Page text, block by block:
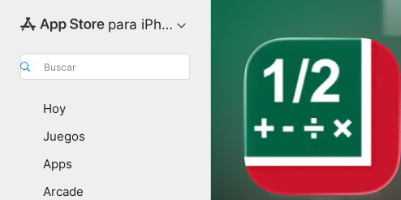
para iPhone
Buscar
Hoy
Juegos
Apps
Arcade